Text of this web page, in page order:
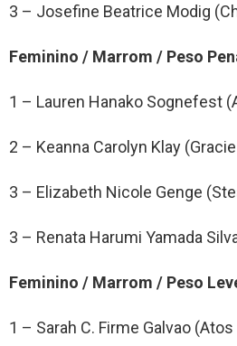
3 – Josefine Beatrice Modig
Feminino / Marrom / Peso
1 – Lauren Hanako Sognefest
2 – Keanna Carolyn Klay
3 – Elizabeth Nicole Genge
3 – Renata Harumi Yamada
Feminino / Marrom / Peso
1 – Sarah C. Firme Galvao